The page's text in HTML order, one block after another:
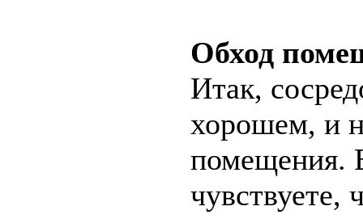
Обход
Итак,
хорошем, и
помещения.
чувствуете,